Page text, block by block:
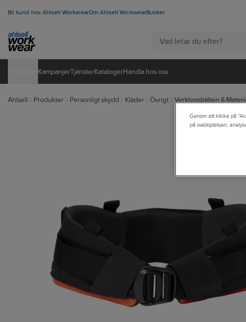
Bli kund hos Ahlsell WorkwearOm Ahlsell WorkwearButiker
KampanjerTjänsterKatalogerHandla hos oss
Ahlsell Produkter Personligt skydd Kläder Övrigt Verktygsbälten &
Genom att klicka på
på webbplatsen,